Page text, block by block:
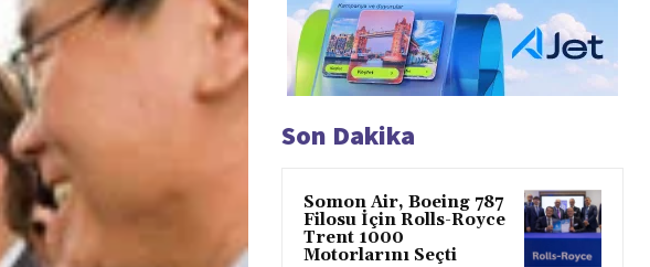
Son Dakika
Somon Air, Boeing 787
Filosu İçin Rolls-Royce
Trent 1000
Motorlarını Seçti